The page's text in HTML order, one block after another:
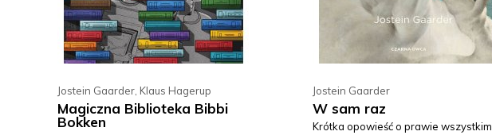
Jostein Gaarder Klaus Hagerup
Magiczna Biblioteka Bibbi
Bokken
Jostein Gaarder
W sam raz
Krótka opowieść o prawie wszystkim